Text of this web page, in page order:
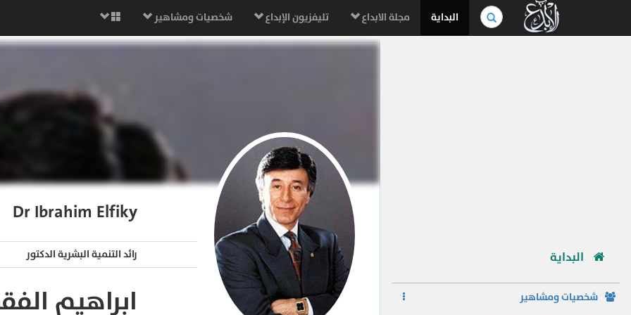
بحث
في
الموسوعة..
البداية مجلة الابداع تليفزيون الإبداع شخصيات ومشاهير
البداية
شخصيات ومشاهير
Dr Ibrahim Elfiky
رائد التنمية البشرية الدكتور
ابراهيم